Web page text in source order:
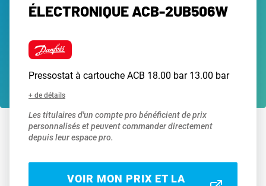
ÉLECTRONIQUE ACB-2UB506W
Pressostat à cartouche ACB 18.00 bar 13.00 bar
+ de détails
Les titulaires d'un compte pro bénéficient de prix
personnalisés et peuvent commander directement
depuis leur espace pro.
VOIR MON PRIX ET LA